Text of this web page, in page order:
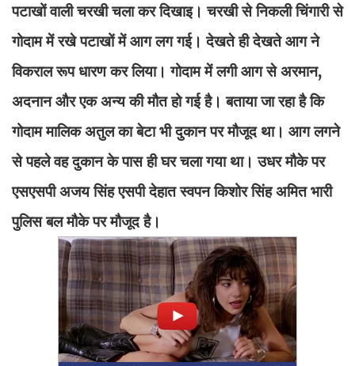
पटाखों वाली चरखी चला कर दिखाइ। चरखी से निकली चिंगारी से
गोदाम में रखे पटाखों में आग लग गई। देखते ही देखते आग ने
विकराल रूप धारण कर लिया। गोदाम में लगी आग से अरमान,
अदनान और एक अन्य की मौत हो गई है। बताया जा रहा है कि
गोदाम मालिक अतुल का बेटा भी दुकान पर मौजूद था। आग लगने
से पहले वह दुकान के पास ही घर चला गया था। उधर मौके पर
एसएसपी अजय सिंह एसपी देहात स्वपन किशोर सिंह अमित भारी
पुलिस बल मौके पर मौजूद है।